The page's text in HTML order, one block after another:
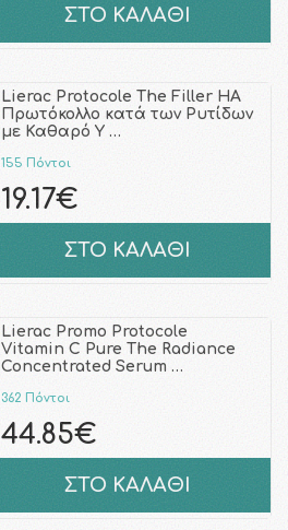
ΣΤΟ ΚΑΛΑΘΙ
Lierac Protocole The Filler HA
Πρωτόκολλο κατά των Ρυτίδων
με Καθαρό Υ …
155 Πόντοι
19.17€
ΣΤΟ ΚΑΛΑΘΙ
Lierac Promo Protocole
Vitamin C Pure The Radiance
Concentrated Serum …
362 Πόντοι
44.85€
ΣΤΟ ΚΑΛΑΘΙ